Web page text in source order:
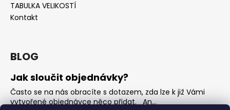
TABULKA VELIKOSTÍ
Kontakt
BLOG
Jak sloučit objednávky?
Často se na nás obracíte s dotazem, zda lze k již Vámi
vytvořené objednávce něco přidat. An...